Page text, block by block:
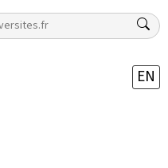
EN